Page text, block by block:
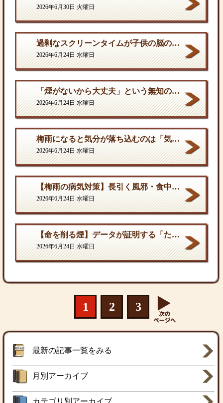
2026年6月30日 火曜日
過剰なスクリーンタイムが子供の脳の発達を停滞させる。
2026年6月24日 水曜日
「煙がないから大丈夫」という無知の罪。となりに一人生息するだけで、そこは危険地帯である
2026年6月24日 水曜日
梅雨になると気分が落ち込むのは「気のせい」ではない
2026年6月24日 水曜日
【梅雨の病気対策】長引く風邪・食中毒・カビの脅威から体を守る方法
2026年6月24日 水曜日
【命を削る煙】データが証明する「たばこ関連死」の真実
2026年6月24日 水曜日
1 2 3
最新の記事一覧をみる
月別アーカイブ
カテゴリ別アーカイブ